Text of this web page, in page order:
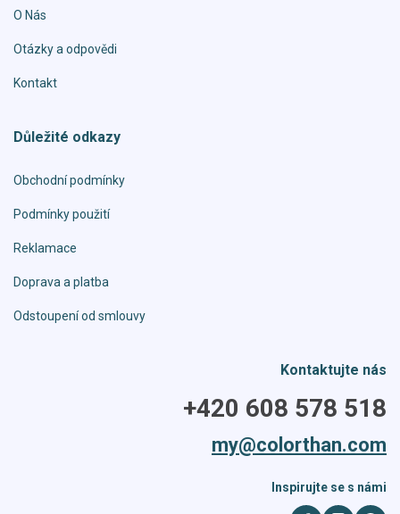
O Nás
Otázky a odpovědi
Kontakt
Důležité odkazy
Obchodní podmínky
Podmínky použití
Reklamace
Doprava a platba
Odstoupení od smlouvy
Kontaktujte nás
+420 608 578 518
my@colorthan.com
Inspirujte se s námi